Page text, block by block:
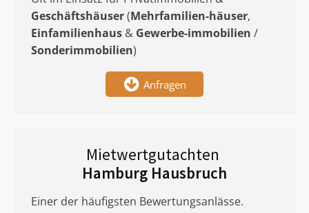
Geschäftshäuser(Mehrfamilien-häuser,
Einfamilienhaus & Gewerbe-immobilien /
Sonderimmobilien)
Anfragen
Mietwertgutachten
Hamburg Hausbruch
Einer der häufigsten Bewertungsanlässe.